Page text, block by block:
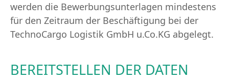
werden die Bewerbungsunterlagen mindestens
für den Zeitraum der Beschäftigung bei der
TechnoCargo Logistik GmbH u.Co.KG abgelegt.
BEREITSTELLEN DER DATEN